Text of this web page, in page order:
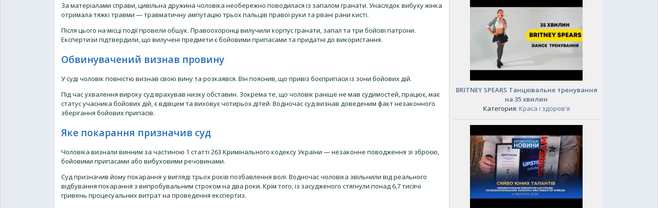
За матеріалами справи, цивільна дружина чоловіка необережно поводилася із запалом гранати. Унаслідок вибуху жінка
отримала тяжкі травми — травматичну ампутацію трьох пальців правої руки та рвані рани кисті.
Після цього на місці події провели обшук. Правоохоронці вилучили корпус гранати, запал та три бойові патрони.
Експертизи підтвердили, що вилучені предмети є бойовими припасами та придатні до використання.
Обвинувачений визнав провину
У суді чоловік повністю визнав свою вину та розкаявся. Він пояснив, що привіз боєприпаси із зони бойових дій.
Під час ухвалення вироку суд врахував низку обставин. Зокрема те, що чоловік раніше не мав судимостей, працює, має
статус учасника бойових дій, є вдівцем та виховує чотирьох дітей. Водночас суд визнав доведеним факт незаконного
зберігання бойових припасів.
Яке покарання призначив суд
Чоловіка визнали винним за частиною 1 статті 263 Кримінального кодексу України — незаконне поводження зі зброєю,
бойовими припасами або вибуховими речовинами.
Суд призначив йому покарання у вигляді трьох років позбавлення волі. Водночас чоловіка звільнили від реального
відбування покарання з випробувальним строком на два роки. Крім того, із засудженого стягнули понад 6,7 тисячі
гривень процесуальних витрат на проведення експертиз.
BRITNEY SPEARS Танцювальне тренування
на 35 хвилин
Категория: Краса і здоров'я